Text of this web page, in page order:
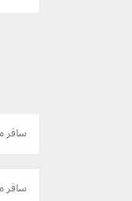
سافر
سافر